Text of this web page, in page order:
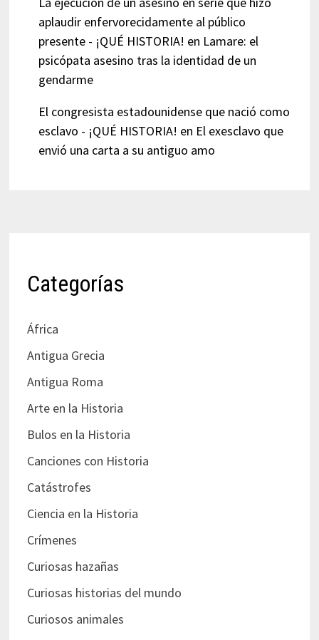
aplaudir enfervorecidamente al público
presente - ¡QUÉ HISTORIA! en Lamare: el
psicópata asesino tras la identidad de un
gendarme
El congresista estadounidense que nació como
esclavo - ¡QUÉ HISTORIA! en El exesclavo que
envió una carta a su antiguo amo
Categorías
África
Antigua Grecia
Antigua Roma
Arte en la Historia
Bulos en la Historia
Canciones con Historia
Catástrofes
Ciencia en la Historia
Crímenes
Curiosas hazañas
Curiosas historias del mundo
Curiosos animales